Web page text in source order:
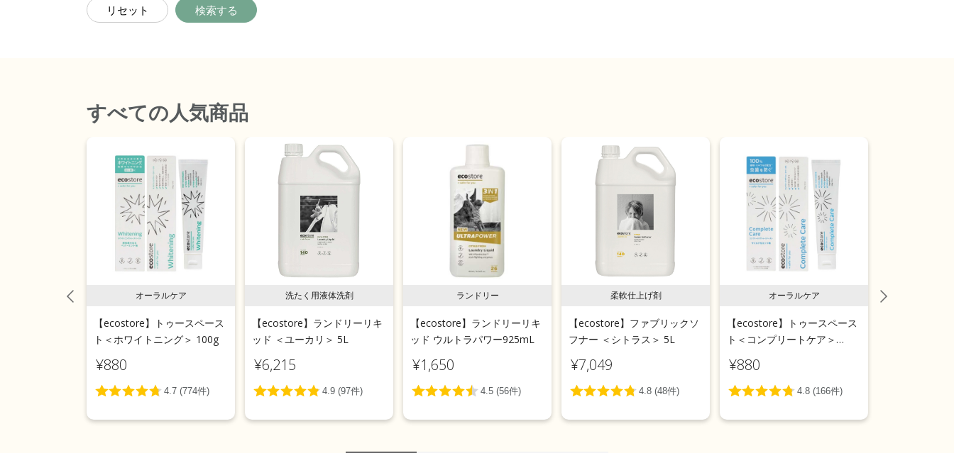
リセット 検索する
すべての人気商品
オーラルケア
【ecostore】トゥースペース
ト＜ホワイトニング＞ 100g
¥880
洗たく用液体洗剤
【ecostore】ランドリーリキ
ッド ＜ユーカリ＞ 5L
¥6,215
ランドリー
【ecostore】ランドリーリキ
ッド ウルトラパワー925mL
¥1,650
柔軟仕上げ剤
【ecostore】ファブリックソ
フナー ＜シトラス＞ 5L
¥7,049
オーラルケア
【ecostore】トゥースペース
ト＜コンプリートケア＞
¥880